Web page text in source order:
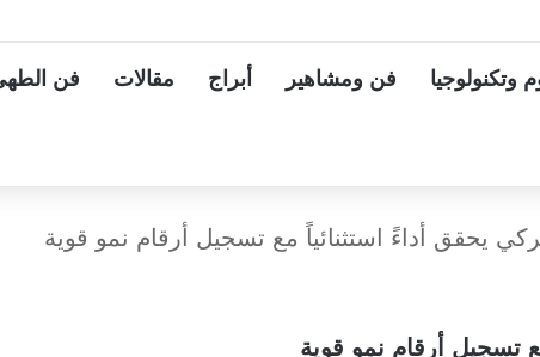
وتكنولوجيا فن ومشاهير أبراج مقالات فن
يحقق أداءً استثنائياً مع تسجيل أرقام نمو قوية
تسجيل أرقام نمو قوية